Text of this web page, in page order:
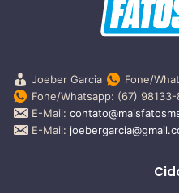
Joeber Garcia
Fone/
Fone/Whatsapp: (67)
E-Mail:
E-Mail: